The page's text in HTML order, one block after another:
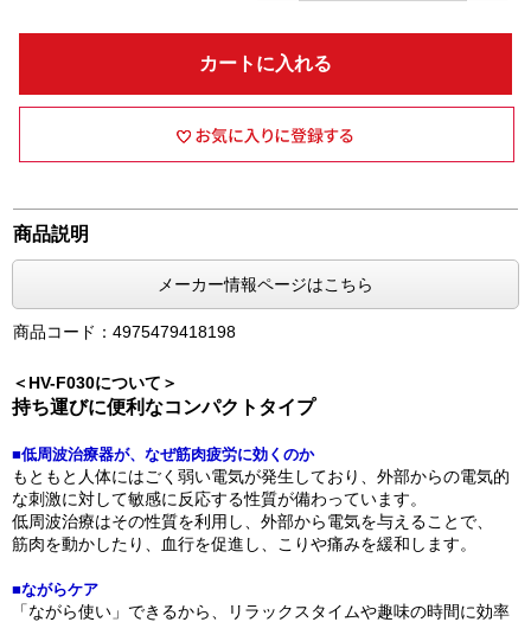
カートに入れる
商品説明
メーカー情報ページはこちら
商品コード：4975479418198
＜HV-F030について＞
持ち運びに便利なコンパクトタイプ
■低周波治療器が、なぜ筋肉疲労に効くのか
もともと人体にはごく弱い電気が発生しており、外部からの電気的
な刺激に対して敏感に反応する性質が備わっています。
低周波治療はその性質を利用し、外部から電気を与えることで、
筋肉を動かしたり、血行を促進し、こりや痛みを緩和します。
■ながらケア
「ながら使い」できるから、リラックスタイムや趣味の時間に効率